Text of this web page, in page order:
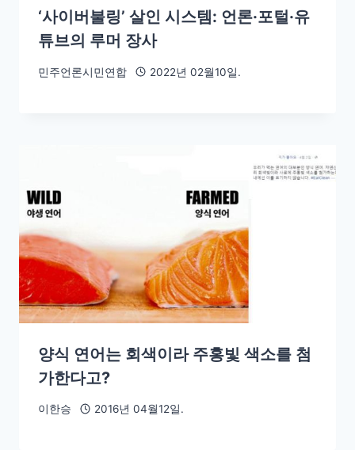
‘사이버불링’ 살인 시스템: 언론·포털·유
튜브의 루머 장사
민주언론시민연합 2022년 02월10일.
양식 연어는 회색이라 주홍빛 색소를 첨
가한다고?
이한승 2016년 04월12일.